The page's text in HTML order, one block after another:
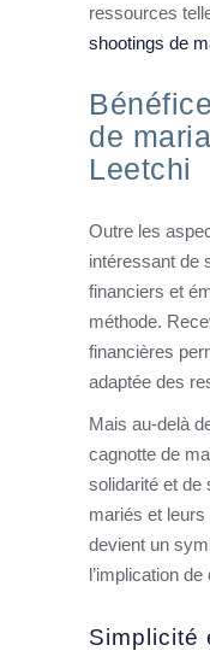
ressources
shootings de
de
Leetchi
Outre les
intéressant de
financiers et
méthode.
financières
adaptée des
Mais au-delà
cagnotte de
solidarité et de
mariés et
devient un
l’implication de
Simplicité